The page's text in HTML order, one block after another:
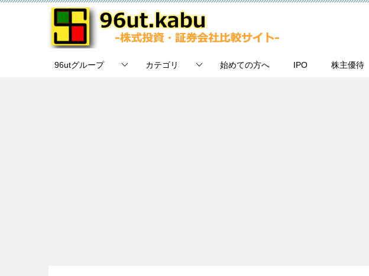
96utグループ カテゴリ 始めての方へ IPO 株主優待